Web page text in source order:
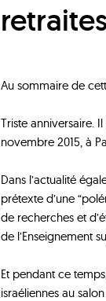
Au sommaire de
Triste anniversaire.
novembre 2015, à
Dans l’actualité
prétexte d’une
de recherches et
de l’Enseignement
Et pendant ce
israéliennes au